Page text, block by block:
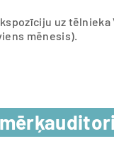
uz
mēnesis).